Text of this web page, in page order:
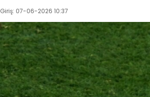
Giriş: 07-06-2026 10:37